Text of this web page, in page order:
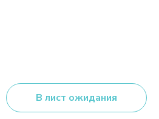
В лист ожидания